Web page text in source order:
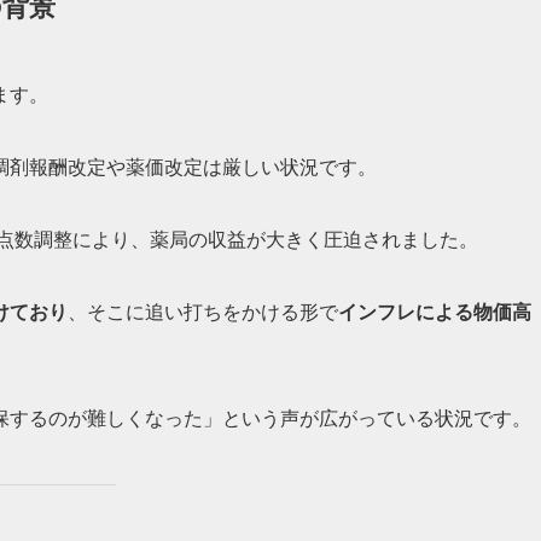
景
。
報酬改定や薬価改定は厳しい状況です。
数調整により、薬局の収益が大きく圧迫されました。
ており 、そこに追い打ちをかける形でインフレによる物価高
るのが難しくなった」という声が広がっている状況です。